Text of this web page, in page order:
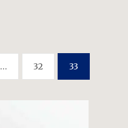
… 32 33